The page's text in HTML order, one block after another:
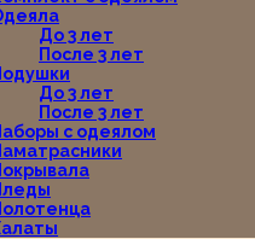
До 3 лет
После 3 лет
До 3 лет
После 3 лет
с одеялом